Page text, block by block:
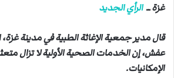
و
ي
غزة ــالرأي الجديد
قال مدير جمعية الإغاثة الطبية في مدينة
عفش، إن الخدمات الصحية الأولية لا تزال
الإمكانيات.